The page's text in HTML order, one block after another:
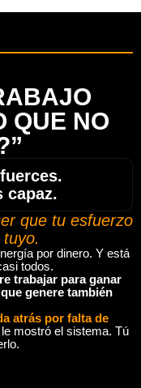
QUE NO
capaz.
que tu esfuerzo
por dinero. Y está
todos.
trabajar para ganar
genere también
atrás por falta de
mostró el sistema. Tú